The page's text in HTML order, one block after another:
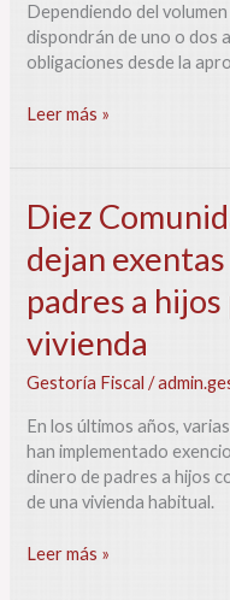
Dependiendo del
dispondrán de uno o dos
obligaciones desde la
regulará
la
entrada
vigor
electrónica
Leer más »
Diez
dejan
padres a
vivienda
Gestoría Fiscal /
En los últimos años,
han implementado
dinero de padres a hijos
de una vivienda habitual.
Diez
Comunidades
Autónomas
dejan
exentas
las
donaciones
padres
a
hijos
para
vivienda
Leer más »